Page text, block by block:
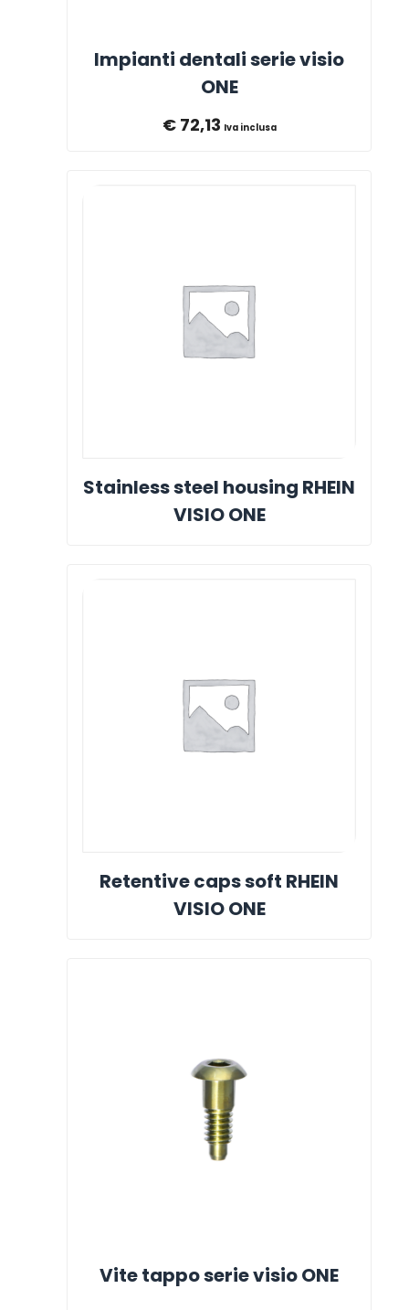
Impianti dentali serie visio
ONE
€72,13 Iva inclusa
Stainless steel housing RHEIN
VISIO ONE
Retentive caps soft RHEIN
VISIO ONE
Vite tappo serie visio ONE